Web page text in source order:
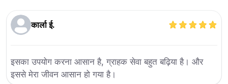
कार्ला ई.
इसका उपयोग करना आसान है, ग्राहक सेवा बहुत बढ़िया है। और
इससे मेरा जीवन आसान हो गया है।